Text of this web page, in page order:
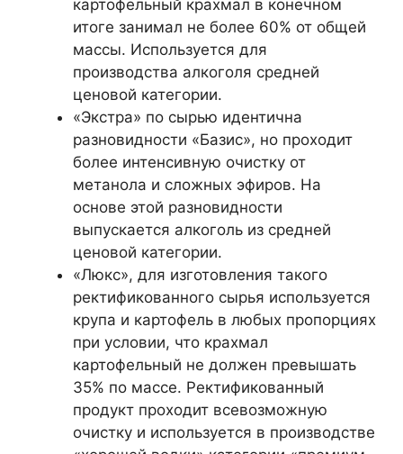
картофельный крахмал в конечном
итоге занимал не более 60% от общей
массы. Используется для
производства алкоголя средней
ценовой категории.
«Экстра» по сырью идентична
разновидности «Базис», но проходит
более интенсивную очистку от
метанола и сложных эфиров. На
основе этой разновидности
выпускается алкоголь из средней
ценовой категории.
«Люкс», для изготовления такого
ректификованного сырья используется
крупа и картофель в любых пропорциях
при условии, что крахмал
картофельный не должен превышать
35% по массе. Ректификованный
продукт проходит всевозможную
очистку и используется в производстве